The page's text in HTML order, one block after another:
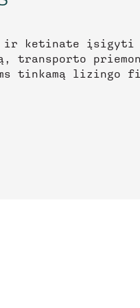
ketinate įsigyti
transporto
tinkamą lizingo